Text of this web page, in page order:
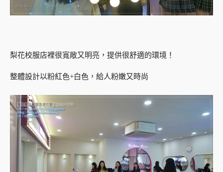
梨花校服店裡很寬敞又明亮，提供很舒適的環境！
整體設計以粉紅色+白色，給人粉嫩又時尚